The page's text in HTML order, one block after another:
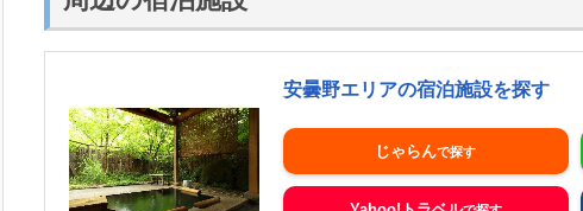
安曇野エリアの宿泊施設を探す
じゃらん